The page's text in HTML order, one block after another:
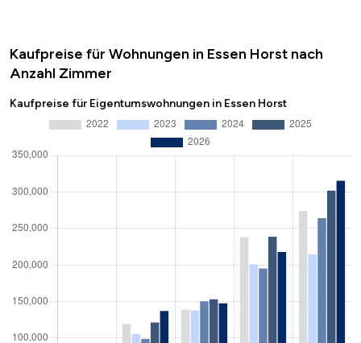
Kaufpreise für Wohnungen in Essen Horst nach
Anzahl Zimmer
Kaufpreise für Eigentumswohnungen in Essen Horst